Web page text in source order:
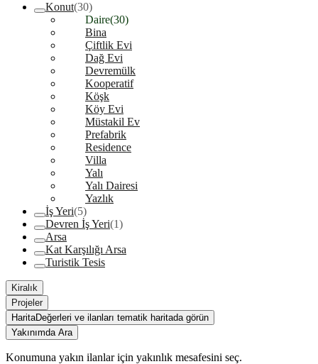
Konut(30)
Daire(30)
Bina
Çiftlik Evi
Dağ Evi
Devremülk
Kooperatif
Köşk
Köy Evi
Müstakil Ev
Prefabrik
Residence
Villa
Yalı
Yalı Dairesi
Yazlık
İş Yeri(5)
Devren İş Yeri(1)
Arsa
Kat Karşılığı Arsa
Turistik Tesis
Kiralık
Projeler
HaritaDeğerleri ve ilanları tematik haritada görün
Yakınımda Ara
Konumuna yakın ilanlar için yakınlık mesafesini seç.